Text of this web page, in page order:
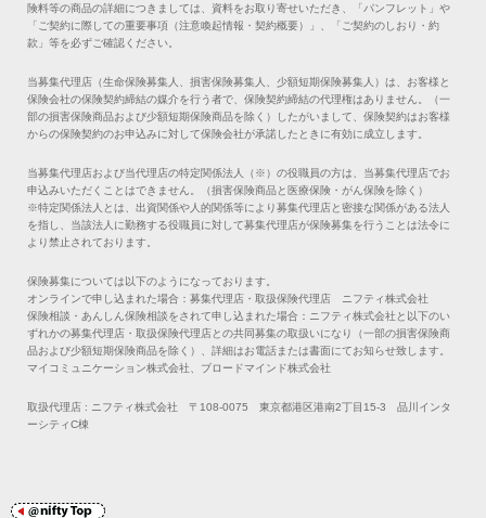
険料等の商品の詳細につきましては、資料をお取り寄せいただき、「パンフレット」や
「ご契約に際しての重要事項（注意喚起情報・契約概要）」、「ご契約のしおり・約
款」等を必ずご確認ください。
当募集代理店（生命保険募集人、損害保険募集人、少額短期保険募集人）は、お客様と
保険会社の保険契約締結の媒介を行う者で、保険契約締結の代理権はありません。（一
部の損害保険商品および少額短期保険商品を除く）したがいまして、保険契約はお客様
からの保険契約のお申込みに対して保険会社が承諾したときに有効に成立します。
当募集代理店および当代理店の特定関係法人（※）の役職員の方は、当募集代理店でお
申込みいただくことはできません。（損害保険商品と医療保険・がん保険を除く）
※特定関係法人とは、出資関係や人的関係等により募集代理店と密接な関係がある法人
を指し、当該法人に勤務する役職員に対して募集代理店が保険募集を行うことは法令に
より禁止されております。
保険募集については以下のようになっております。
オンラインで申し込まれた場合：募集代理店・取扱保険代理店 ニフティ株式会社
保険相談・あんしん保険相談をされて申し込まれた場合：ニフティ株式会社と以下のい
ずれかの募集代理店・取扱保険代理店との共同募集の取扱いになり（一部の損害保険商
品および少額短期保険商品を除く）、詳細はお電話または書面にてお知らせ致します。
マイコミュニケーション株式会社、ブロードマインド株式会社
取扱代理店 : ニフティ株式会社 〒108-0075 東京都港区港南2丁目15-3 品川インタ
ーシティC棟